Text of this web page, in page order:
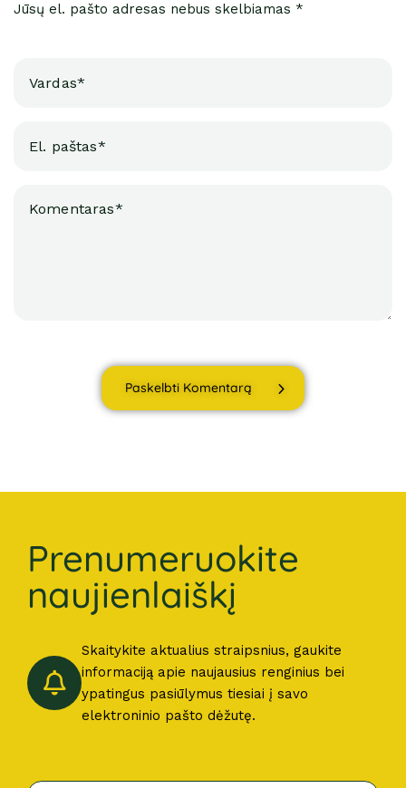
Jūsų el. pašto adresas nebus skelbiamas *
Paskelbti Komentarą
Prenumeruokite
naujienlaiškį
Skaitykite aktualius straipsnius, gaukite
informaciją apie naujausius renginius bei
ypatingus pasiūlymus tiesiai į savo
elektroninio pašto dėžutę.